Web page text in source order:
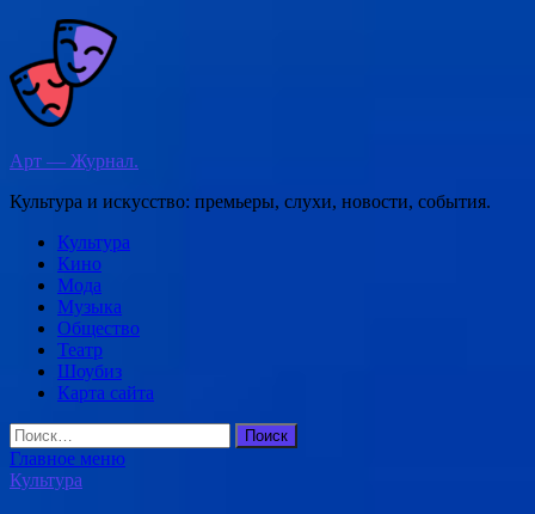
Перейти
содержимому
Арт — Журнал.
Культура и искусство: премьеры, слухи, новости, события.
Культура
Кино
Мода
Музыка
Общество
Театр
Шоубиз
Карта сайта
Найти:
Главное меню
Культура